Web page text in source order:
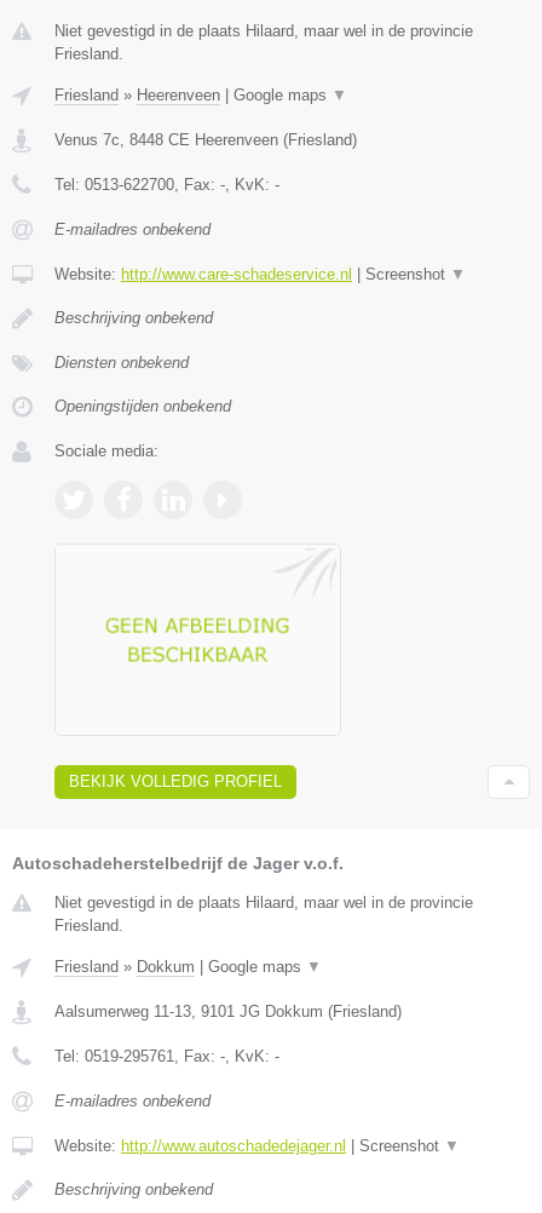
Niet gevestigd in de plaats Hilaard, maar wel in de provincie
Friesland.
Friesland » Heerenveen Google maps ▼
Venus 7c, 8448 CE Heerenveen (Friesland)
Tel: 0513-622700, Fax: -, KvK: -
E-mailadres onbekend
Website: http://www.care-schadeservice.nl Screenshot ▼
Beschrijving onbekend
Diensten onbekend
Openingstijden onbekend
Sociale media:
BEKIJK VOLLEDIG PROFIEL
Autoschadeherstelbedrijf de Jager v.o.f.
Niet gevestigd in de plaats Hilaard, maar wel in de provincie
Friesland.
Friesland » Dokkum Google maps ▼
Aalsumerweg 11-13, 9101 JG Dokkum (Friesland)
Tel: 0519-295761, Fax: -, KvK: -
E-mailadres onbekend
Website: http://www.autoschadedejager.nl Screenshot ▼
Beschrijving onbekend